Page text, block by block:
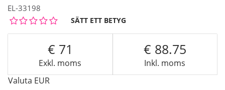
EL-33198
SÄTT ETT BETYG
Exkl. moms
71
Inkl. moms
88.75
Valuta EUR